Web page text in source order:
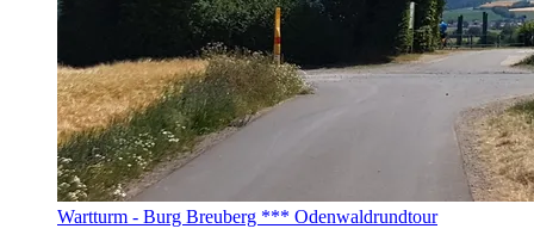
Wartturm - Burg Breuberg *** Odenwaldrundtour